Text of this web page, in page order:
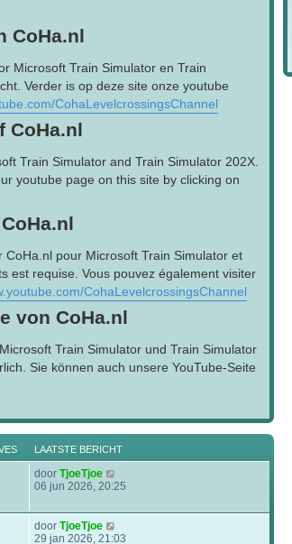
CoHa.nl
Microsoft Train Simulator en Train
Verder is op deze site onze youtube
CohaLevelcrossingsChannel
Train Simulator and Train Simulator 202X.
youtube page on this site by clicking on
pour Microsoft Train Simulator et
est requise. Vous pouvez également visiter
CohaLevelcrossingsChannel
von CoHa.nl
Train Simulator und Train Simulator
Sie können auch unsere YouTube-Seite
LAATSTE BERICHT
door TjoeTjoe
e
i
k
06 jun 2026, 20:25
door TjoeTjoe
e
29 jan 2026, 21:03